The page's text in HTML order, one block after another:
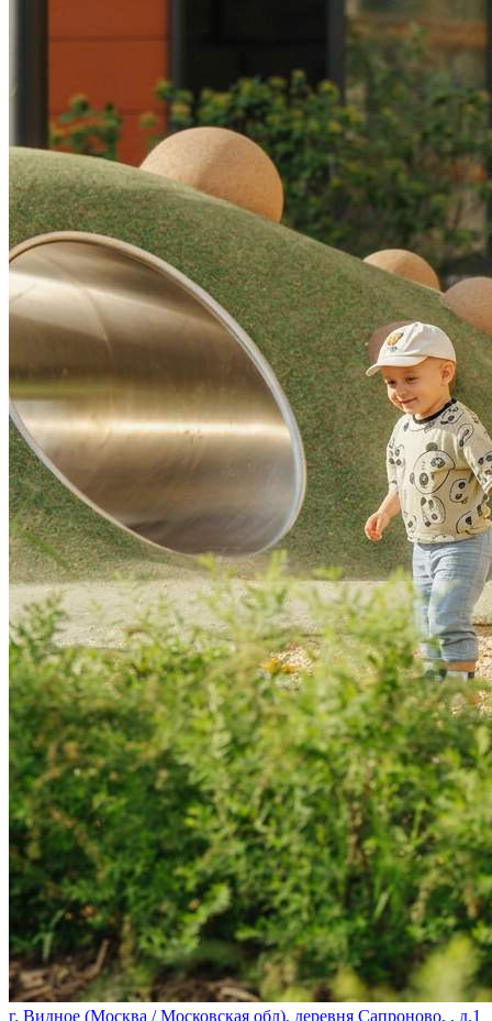
г. Видное (Москва / Московская обл), деревня Сапроново, , д.1